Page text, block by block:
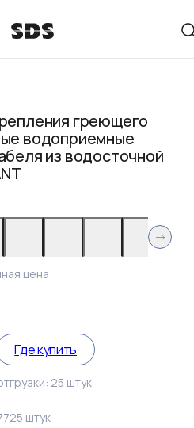
греющего
водоприемные
из водосточной
цена
Где купить
25 штук
штук